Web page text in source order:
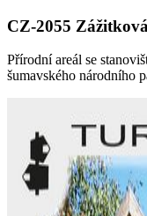
CZ-2055
Přírodní areál se
šumavského národního